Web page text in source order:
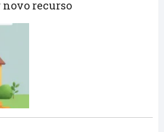
novo recurso